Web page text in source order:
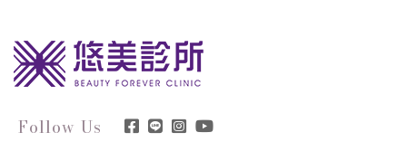
Follow Us